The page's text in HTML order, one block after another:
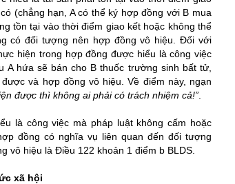
(chẳng hạn, A có thể ký hợp đồng với B mua
tồn tại vào thời điểm giao kết hoặc không thể
có đối tượng nên hợp đồng vô hiệu. Đối với
hiện trong hợp đồng được hiểu là công việc
hứa sẽ bán cho B thuốc trường sinh bất tử,
và hợp đồng vô hiệu. Về điểm này, ngạn
được thì không ai phải có trách nhiệm cả!”
là công việc mà pháp luật không cấm hoặc
đồng có nghĩa vụ liên quan đến đối tượng
vô hiệu là Điều 122 khoản 1 điểm b BLDS.
xã hội